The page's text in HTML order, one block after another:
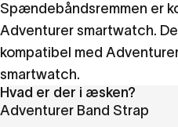
Spændebåndsremmen er
Adventurer smartwatch.
kompatibel med
smartwatch.
Hvad er der i æsken?
Adventurer Band Strap